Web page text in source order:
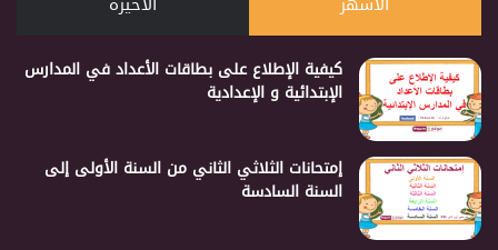
كيفية الإطلاع على بطاقات الأعداد في المدارس
الإبتدائية و الإعدادية
إمتحانات الثلاثي الثاني من السنة الأولى إلى
السنة السادسة